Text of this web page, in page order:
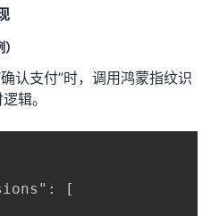
认支付”时，调用鸿蒙指纹识
辑。
[